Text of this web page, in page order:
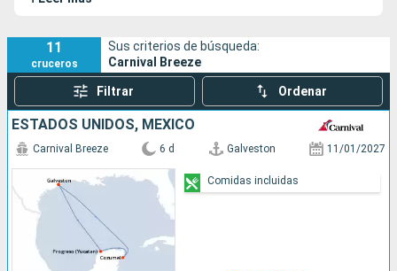
"Dream" de Carnival Cruise Line.
11
cruceros
Sus criterios de búsqueda:
Carnival Breeze
Filtrar Ordenar
ESTADOS UNIDOS, MÉXICO
Carnival Breeze 6 d Galveston 11/01/2027
Comidas incluidas